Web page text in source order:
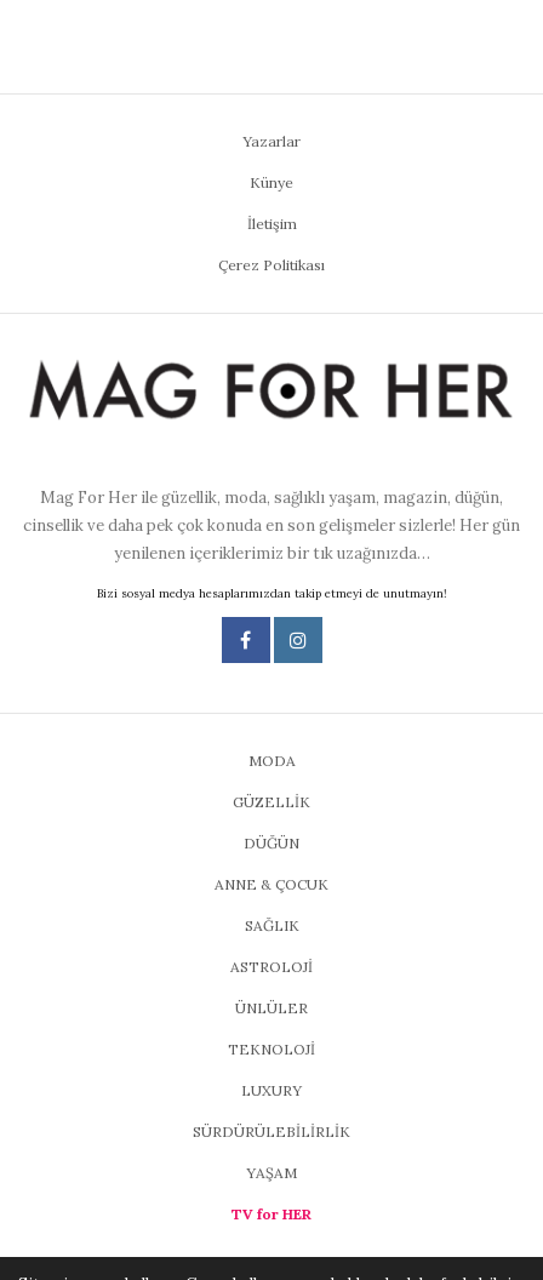
Yazarlar
Künye
İletişim
Çerez Politikası
Mag For Her ile güzellik, moda, sağlıklı yaşam, magazin, düğün,
cinsellik ve daha pek çok konuda en son gelişmeler sizlerle! Her gün
yenilenen içeriklerimiz bir tık uzağınızda…
Bizi sosyal medya hesaplarımızdan takip etmeyi de unutmayın!
MODA
GÜZELLİK
DÜĞÜN
ANNE & ÇOCUK
SAĞLIK
ASTROLOJİ
ÜNLÜLER
TEKNOLOJİ
LUXURY
SÜRDÜRÜLEBİLİRLİK
YAŞAM
TV for HER